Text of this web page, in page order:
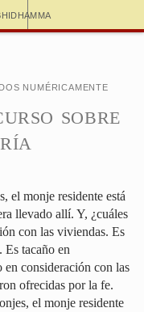
numéricamente
sobre
el monje residente está
llevado allí. Y, ¿cuáles
con las viviendas. Es
Es tacaño en
en consideración con las
ofrecidas por la fe.
el monje residente